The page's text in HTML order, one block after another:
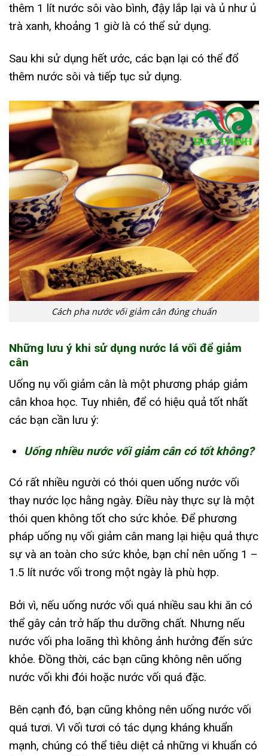
thêm 1 lít nước sôi vào bình, đậy lắp lại và ủ như ủ
trà xanh, khoảng 1 giờ là có thể sử dụng.
Sau khi sử dụng hết ước, các bạn lại có thể đổ
thêm nước sôi và tiếp tục sử dụng.
Cách pha nước vối giảm cân đúng chuẩn
Những lưu ý khi sử dụng nước lá vối để giảm
cân
Uống nụ vối giảm cân là một phương pháp giảm
cân khoa học. Tuy nhiên, để có hiệu quả tốt nhất
các bạn cần lưu ý:
Uống nhiều nước vối giảm cân có tốt không?
Có rất nhiều người có thói quen uống nước vối
thay nước lọc hằng ngày. Điều này thực sự là một
thói quen không tốt cho sức khỏe. Để phương
pháp uống nụ vối giảm cân mang lại hiệu quả thực
sự và an toàn cho sức khỏe, bạn chỉ nên uống 1 –
1.5 lít nước vối trong một ngày là phù hợp.
Bởi vì, nếu uống nước vối quá nhiều sau khi ăn có
thể gây cản trở hấp thu dưỡng chất. Nhưng nếu
nước vối pha loãng thì không ảnh hưởng đến sức
khỏe. Đồng thời, các bạn cũng không nên uống
nước vối khi đói hoặc nước vối quá đặc.
Bên cạnh đó, bạn cũng không nên uống nước vối
quá tươi. Vì vối tươi có tác dụng kháng khuẩn
mạnh, chúng có thể tiêu diệt cả những vi khuẩn có